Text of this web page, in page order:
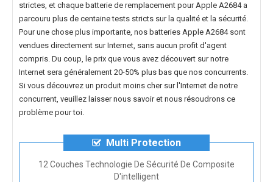
strictes, et chaque batterie de remplacement pour Apple A2684a
parcouru plus de centaine tests stricts sur la qualité et la sécurité.
Pour une chose plus importante, nos batteries Apple A2684sont
vendues directement sur Internet, sans aucun profit d'agent
compris. Du coup, le prix que vous avez découvert sur notre
Internet sera généralement 20-50% plus bas que nos concurrents.
Si vous découvrez un produit moins cher sur l'Internet de notre
concurrent, veuillez laisser nous savoir et nous résoudrons ce
problème pour toi.
Multi Protection
12 Couches Technologie De Sécurité De Composite
D'intelligent